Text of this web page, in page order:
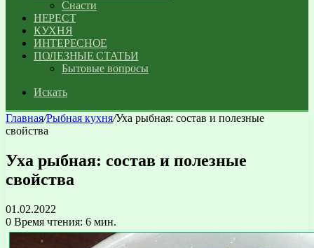
Снасти
НЕРЕСТ
КУХНЯ
ИНТЕРЕСНОЕ
ПОЛЕЗНЫЕ СТАТЬИ
Бытовые вопросы
Искать
Главная/Рыбная кухня/Уха рыбная: состав и полезные
свойства
Уха рыбная: состав и полезные
свойства
01.02.2022
0 Время чтения: 6 мин.